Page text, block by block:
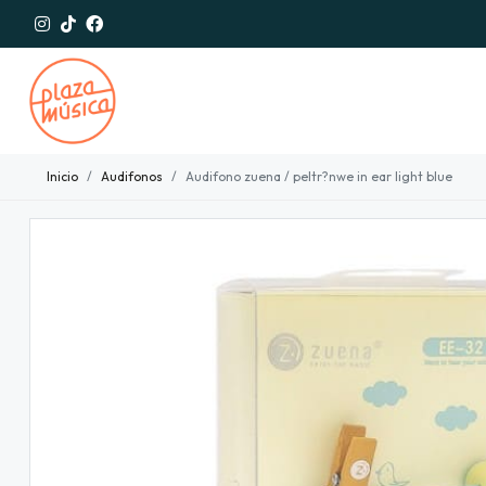
Inicio Audifonos Audifono zuena / peltr?nwe in ear light blue